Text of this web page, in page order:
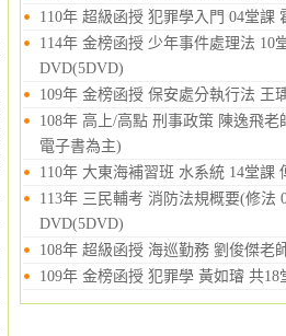
110年 超級函授 犯罪學入門 04堂課
114年 金榜函授 少年事件處理法 10
DVD(5DVD)
109年 金榜函授 保安處分執行法 王
108年 高上/高點 刑事政策 陳逸飛
電子書為主)
110年 大東海補習班 水系統 14堂課
113年 三民輔考 消防法規概要(修法
DVD(5DVD)
108年 超級函授 海巡勤務 劉俊傑老
109年 金榜函授 犯罪學 黃如璿 共